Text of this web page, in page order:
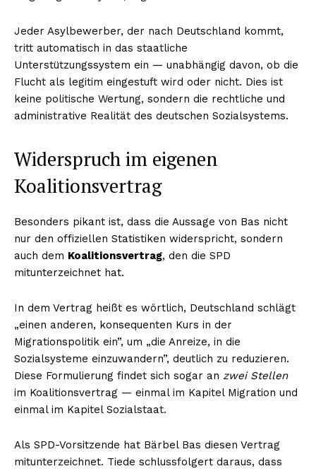
Jeder Asylbewerber, der nach Deutschland kommt,
tritt automatisch in das staatliche
Unterstützungssystem ein — unabhängig davon, ob die
Flucht als legitim eingestuft wird oder nicht. Dies ist
keine politische Wertung, sondern die rechtliche und
administrative Realität des deutschen Sozialsystems.
Widerspruch im eigenen
Koalitionsvertrag
Besonders pikant ist, dass die Aussage von Bas nicht
nur den offiziellen Statistiken widerspricht, sondern
auch dem Koalitionsvertrag, den die SPD
mitunterzeichnet hat.
In dem Vertrag heißt es wörtlich, Deutschland schlägt
„einen anderen, konsequenten Kurs in der
Migrationspolitik ein”, um „die Anreize, in die
Sozialsysteme einzuwandern”, deutlich zu reduzieren.
Diese Formulierung findet sich sogar an zwei Stellen
im Koalitionsvertrag — einmal im Kapitel Migration und
einmal im Kapitel Sozialstaat.
Als SPD-Vorsitzende hat Bärbel Bas diesen Vertrag
mitunterzeichnet. Tiede schlussfolgert daraus, dass